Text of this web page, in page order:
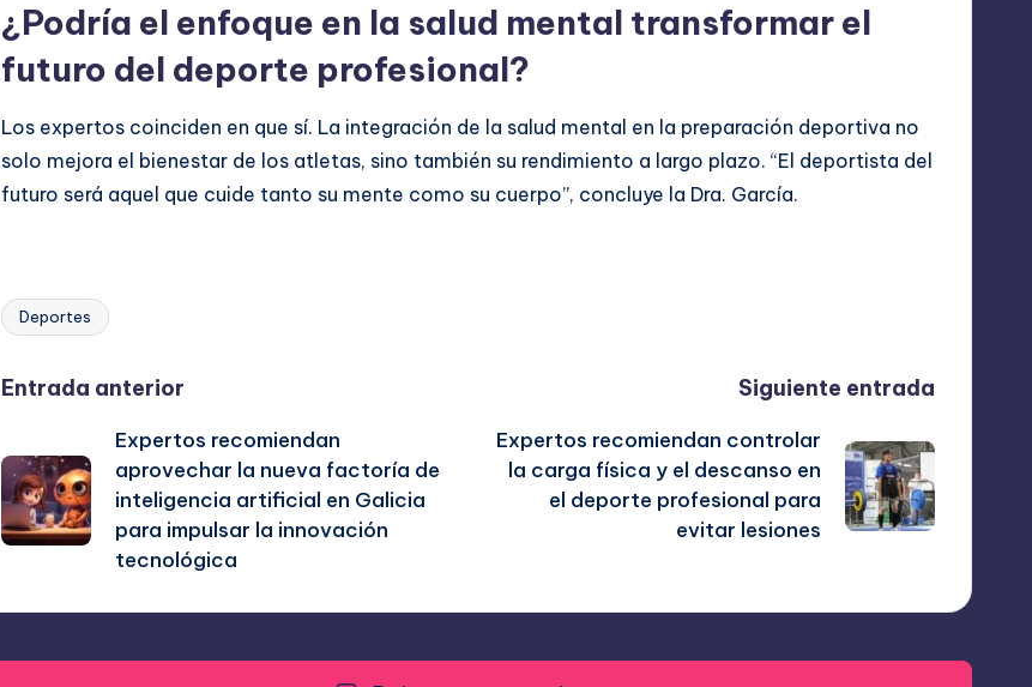
¿Podría el enfoque en la salud mental transformar el
futuro del deporte profesional?
Los expertos coinciden en que sí. La integración de la salud mental en la preparación deportiva no
solo mejora el bienestar de los atletas, sino también su rendimiento a largo plazo. “El deportista del
futuro será aquel que cuide tanto su mente como su cuerpo”, concluye la Dra. García.
Etiquetas:
Deportes
Navegación
de
entradas
Entrada anterior
Expertos recomiendan
aprovechar la nueva factoría de
inteligencia artificial en Galicia
para impulsar la innovación
tecnológica
Siguiente entrada
Expertos recomiendan controlar
la carga física y el descanso en
el deporte profesional para
evitar lesiones